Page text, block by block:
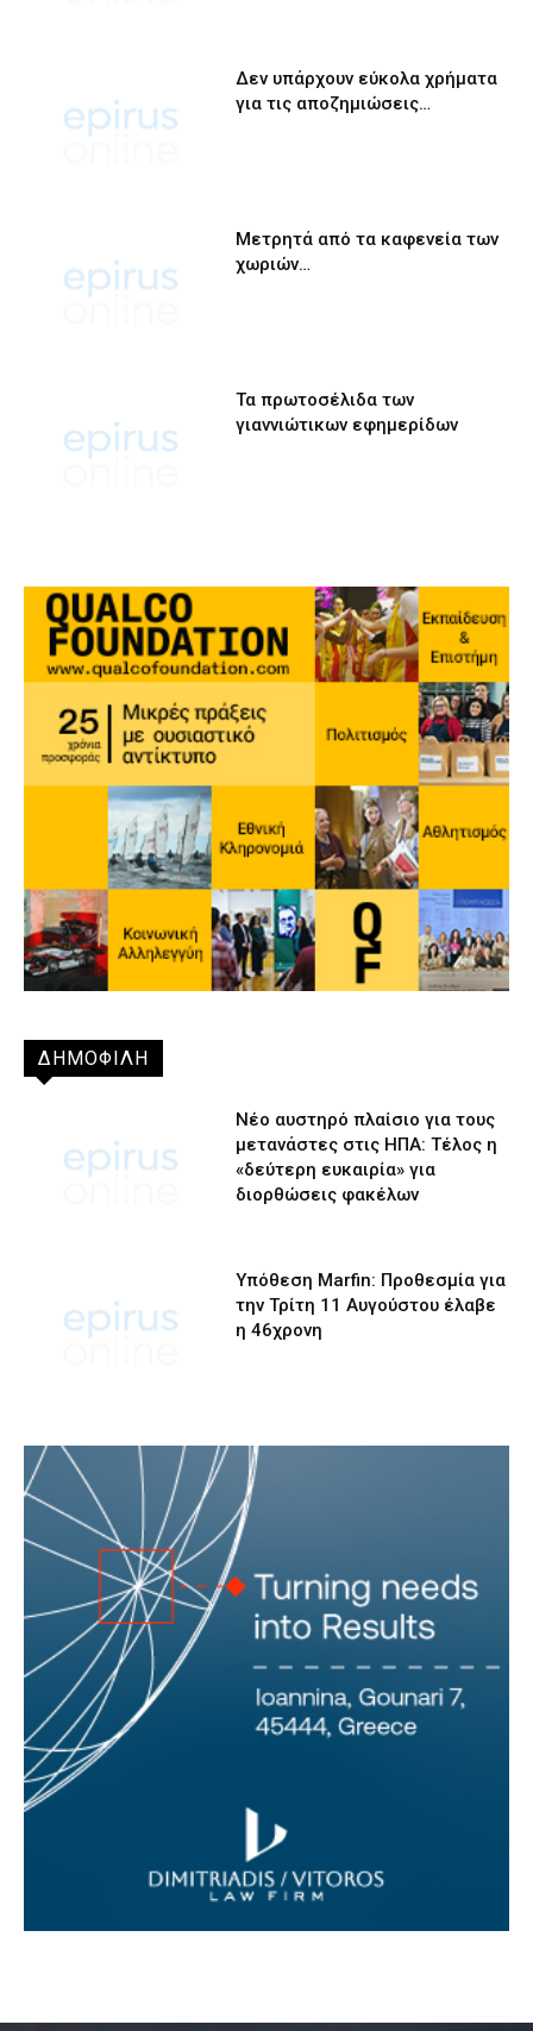
Δεν υπάρχουν εύκολα χρήματα
για τις αποζημιώσεις…
Μετρητά από τα καφενεία των
χωριών…
Τα πρωτοσέλιδα των
γιαννιώτικων εφημερίδων
ΔΗΜΟΦΙΛΗ
Νέο αυστηρό πλαίσιο για τους
μετανάστες στις ΗΠΑ: Τέλος η
«δεύτερη ευκαιρία» για
διορθώσεις φακέλων
Υπόθεση Marfin: Προθεσμία για
την Τρίτη 11 Αυγούστου έλαβε
η 46χρονη